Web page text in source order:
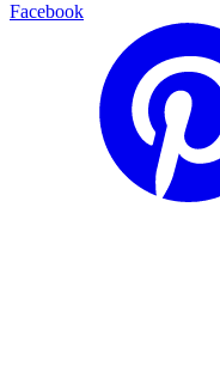
Facebook